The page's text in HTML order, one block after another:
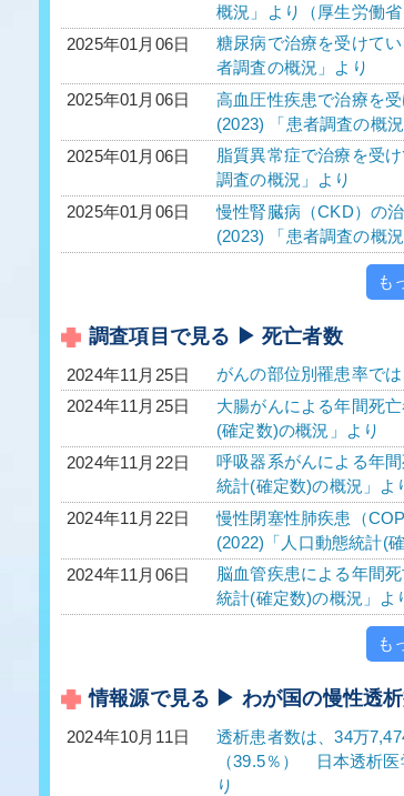
概況」より（厚生労働省
2025年01月06日
糖尿病で治療を受けて
者調査の概況」より
2025年01月06日
高血圧性疾患で治療を
(2023) 「患者調査の概
2025年01月06日
脂質異常症で治療を受
調査の概況」より
2025年01月06日
慢性腎臓病（CKD）の
(2023) 「患者調査の概
も
調査項目で見る ▶ 死亡者数
2024年11月25日
がんの部位別罹患率で
2024年11月25日
大腸がんによる年間死
(確定数)の概況」より
2024年11月22日
呼吸器系がんによる年
統計(確定数)の概況」よ
2024年11月22日
慢性閉塞性肺疾患（
(2022)「人口動態統計(
2024年11月06日
脳血管疾患による年間
統計(確定数)の概況」よ
も
情報源で見る ▶ わが国の慢性透析
2024年10月11日
透析患者数は、34万
（39.5％） 日本透析
り